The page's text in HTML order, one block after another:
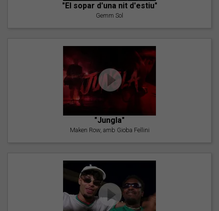
"El sopar d'una nit d'estiu"
Gemm Sol
"Jungla"
Maken Row, amb Gioba Fellini